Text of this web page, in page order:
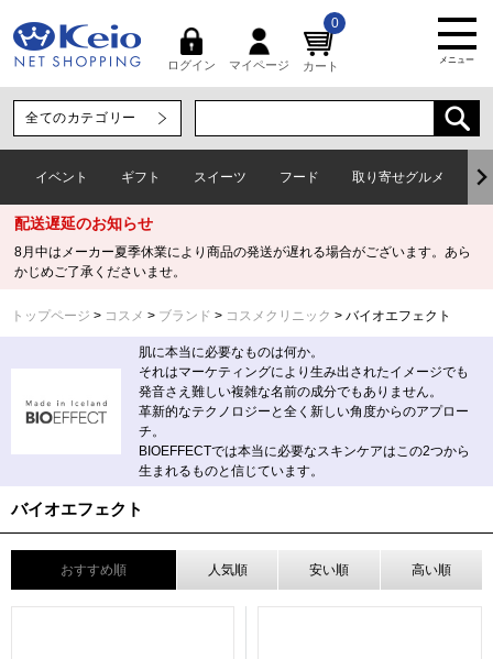
ログイン マイページ カート
0
メニュー
イベント ギフト スイーツ フード 取り寄せグルメ
配送遅延のお知らせ
8月中はメーカー夏季休業により商品の発送が遅れる場合がございます。あら
かじめご了承くださいませ。
トップページ コスメ ブランド コスメクリニック バイオエフェクト
肌に本当に必要なものは何か。
それはマーケティングにより生み出されたイメージでも
発音さえ難しい複雑な名前の成分でもありません。
革新的なテクノロジーと全く新しい角度からのアプロー
チ。
BIOEFFECTでは本当に必要なスキンケアはこの2つから
生まれるものと信じています。
バイオエフェクト
おすすめ順 人気順 安い順 高い順